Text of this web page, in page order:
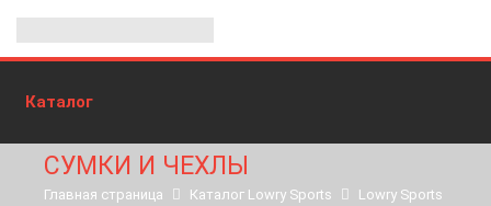
Каталог
СУМКИ И ЧЕХЛЫ
Главная страница Каталог Lowry Sports
Lowry Sports